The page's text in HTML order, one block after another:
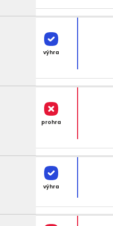
výhra
prohra
výhra